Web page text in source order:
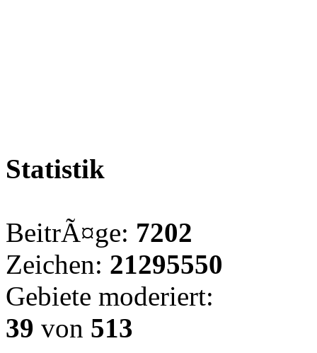
Statistik
BeitrÃ¤ge: 7202
Zeichen: 21295550
Gebiete moderiert:
39 von 513